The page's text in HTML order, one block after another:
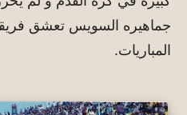
جماهيره السويس تعشق
المباريات.